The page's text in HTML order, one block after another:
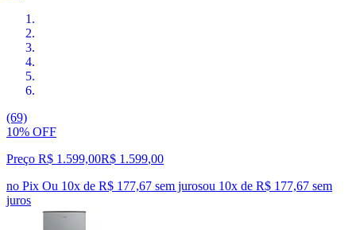
(69)
10% OFF
Preço R$ 1.599,00R$ 1.599,00
no Pix Ou 10x de R$ 177,67 sem jurosou 10x de R$ 177,67 sem
juros